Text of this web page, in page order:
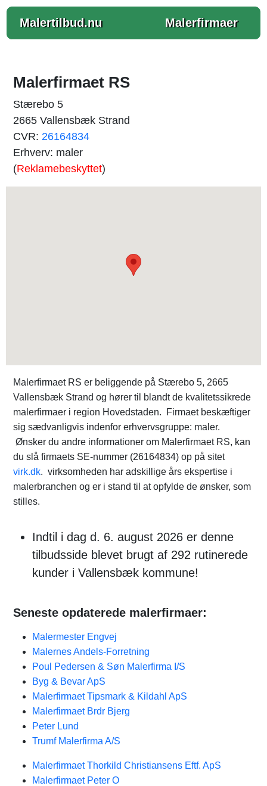
Malertilbud.nu Malerfirmaer
Malerfirmaet RS
Stærebo 5
2665 Vallensbæk Strand
CVR: 26164834
Erhverv: maler
(Reklamebeskyttet)
Malerfirmaet RS er beliggende på Stærebo 5, 2665
Vallensbæk Strand og hører til blandt de kvalitetssikrede
malerfirmaer i region Hovedstaden. Firmaet beskæftiger
sig sædvanligvis indenfor erhvervsgruppe: maler.
Ønsker du andre informationer om Malerfirmaet RS, kan
du slå firmaets SE-nummer (26164834) op på sitet
virk.dk. virksomheden har adskillige års ekspertise i
malerbranchen og er i stand til at opfylde de ønsker, som
stilles.
Indtil i dag d. 6. august 2026 er denne
tilbudsside blevet brugt af 292 rutinerede
kunder i Vallensbæk kommune!
Seneste opdaterede malerfirmaer:
Malermester Engvej
Malernes Andels-Forretning
Poul Pedersen & Søn Malerfirma I/S
Byg & Bevar ApS
Malerfirmaet Tipsmark & Kildahl ApS
Malerfirmaet Brdr Bjerg
Peter Lund
Trumf Malerfirma A/S
Malerfirmaet Thorkild Christiansens Eftf. ApS
Malerfirmaet Peter O